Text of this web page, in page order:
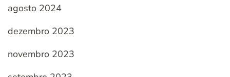
agosto 2024
dezembro 2023
novembro 2023